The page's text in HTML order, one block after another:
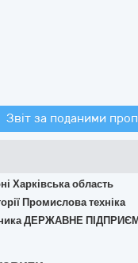
Звіт за поданими
Харківська область
Промислова техніка
ДЕРЖАВНЕ